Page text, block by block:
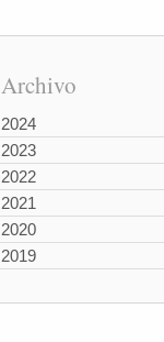
Archivo
2024
2023
2022
2021
2020
2019